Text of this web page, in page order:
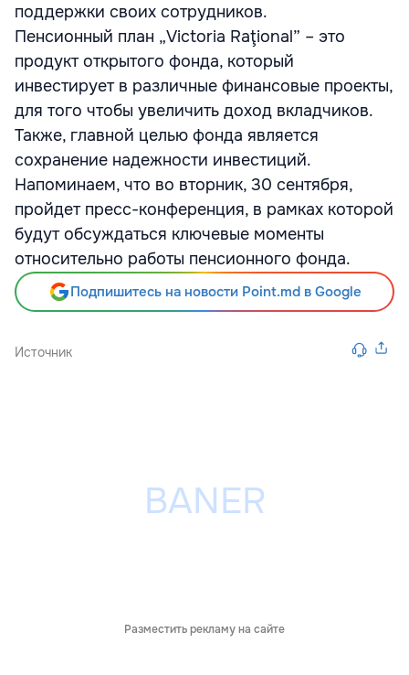
поддержки своих сотрудников.
Пенсионный план „Victoria Raţional” – это
продукт открытого фонда, который
инвестирует в различные финансовые проекты,
для того чтобы увеличить доход вкладчиков.
Также, главной целью фонда является
сохранение надежности инвестиций.
Напоминаем, что во вторник, 30 сентября,
пройдет пресс-конференция, в рамках которой
будут обсуждаться ключевые моменты
относительно работы пенсионного фонда.
Подпишитесь на новости Point.md в Google
Источник
Разместить рекламу на сайте